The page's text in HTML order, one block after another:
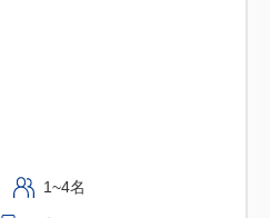
1~4名